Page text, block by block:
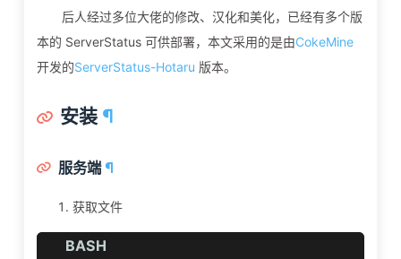
后人经过多位大佬的修改、汉化和美化，已经有多个版
本的 ServerStatus 可供部署，本文采用的是由CokeMine
开发的ServerStatus-Hotaru 版本。
安装 ¶
服务端¶
获取文件
BASH